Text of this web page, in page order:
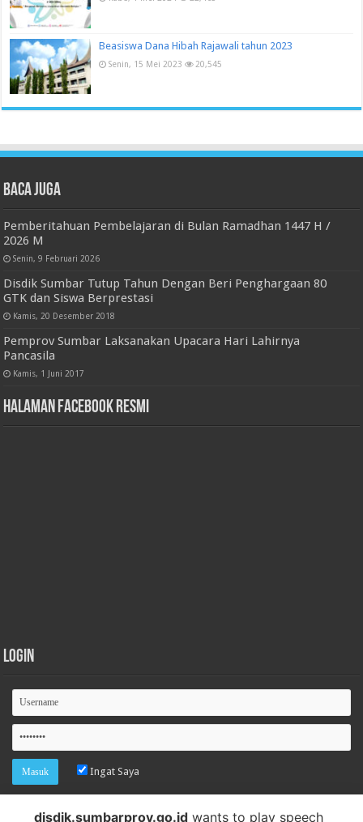
Beasiswa Dana Hibah Rajawali tahun 2023
Senin, 15 Mei 2023 20,545
Baca juga
Pemberitahuan Pembelajaran di Bulan Ramadhan 1447 H /
2026 M
Senin, 9 Februari 2026
Disdik Sumbar Tutup Tahun Dengan Beri Penghargaan 80
GTK dan Siswa Berprestasi
Kamis, 20 Desember 2018
Pemprov Sumbar Laksanakan Upacara Hari Lahirnya
Pancasila
Kamis, 1 Juni 2017
Halaman Facebook Resmi
Login
Ingat Saya
disdik.sumbarprov.go.idwants to play speech